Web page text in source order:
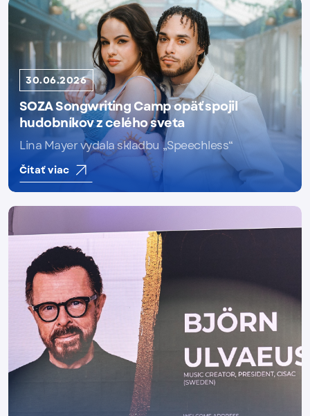
30.06.2026
SOZA Songwriting Camp opäť spojil
hudobníkov z celého sveta
Lina Mayer vydala skladbu „Speechless“
Čítať viac